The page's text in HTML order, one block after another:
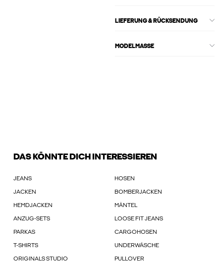
LIEFERUNG & RÜCKSENDUNG
MODELMASSE
DAS KÖNNTE DICH INTERESSIEREN
JEANS HOSEN
JACKEN BOMBERJACKEN
HEMDJACKEN MÄNTEL
ANZUG-SETS LOOSE FIT JEANS
PARKAS CARGOHOSEN
T-SHIRTS UNDERWÄSCHE
ORIGINALS STUDIO PULLOVER